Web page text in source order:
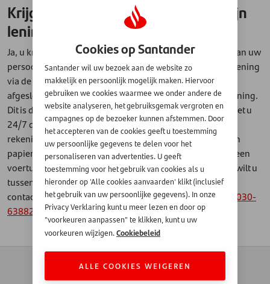
Krijg ik rekeningoverzichten van mijn
lening of financiering?
Ja, u krijgt eenmaal per jaar een overzicht met de status van uw
persoonlijke lening of voertuigfinanciering. Heeft u een lening
via de winkel, webshop of online rechtstreeks bij ons
afgesloten, dan kunt u ook toegang krijgen tot Mijn Rekening.
Dit is de gratis mijn-omgeving van Santander en hierin ziet u
24/7 de status van uw financiering en vindt u uw
rekeningoverzichten. U kunt hierin ook aangegeven geen
papieren overzichten meer te willen ontvangen. Heeft u een
voertuigfinanciering of een financial lease afgesloten en wilt u
tussentijds de hoogte van uw saldo weten, neemt u dan
contact op met customer support viacs@santander.nl
030-
6388209 .
Automotive
Cookies op Santander
Santander wil uw bezoek aan de website zo
makkelijk en persoonlijk mogelijk maken. Hiervoor
gebruiken we cookies waarmee we onder andere de
website analyseren, het gebruiksgemak vergroten en
campagnes op de bezoeker kunnen afstemmen. Door
het accepteren van de cookies geeft u toestemming
uw persoonlijke gegevens te delen voor het
personaliseren van advertenties. U geeft
toestemming voor het gebruik van cookies als u
hieronder op 'Alle cookies aanvaarden' klikt (inclusief
het gebruik van uw persoonlijke gegevens). In onze
Privacy Verklaring kunt u meer lezen en door op
"voorkeuren aanpassen" te klikken, kunt u uw
voorkeuren wijzigen.Cookiebeleid
ALLE COOKIES WEIGEREN